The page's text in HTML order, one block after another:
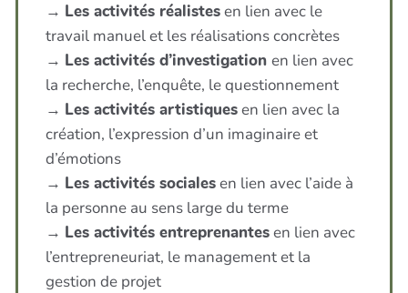
→ Les activités réalistesen lien avec le
travail manuel et les réalisations concrètes
→ Les activités d’investigation en lien avec
la recherche, l’enquête, le questionnement
→ Les activités artistiquesen lien avec la
création, l’expression d’un imaginaire et
d’émotions
→ Les activités socialesen lien avec l’aide à
la personne au sens large du terme
→ Les activités entreprenantesen lien avec
l’entrepreneuriat, le management et la
gestion de projet